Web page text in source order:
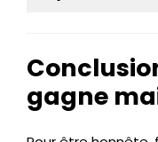
gagne